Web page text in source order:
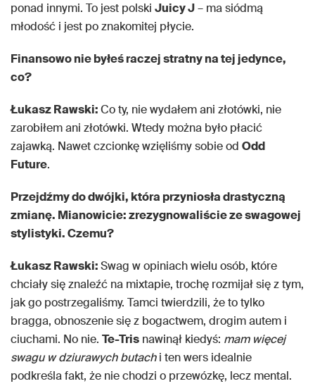
ponad innymi. To jest polski Juicy J– ma siódmą
młodość i jest po znakomitej płycie.
Finansowo nie byłeś raczej stratny na tej jedynce,
co?
Łukasz Rawski:Co ty, nie wydałem ani złotówki, nie
zarobiłem ani złotówki. Wtedy można było płacić
zajawką. Nawet czcionkę wzięliśmy sobie od Odd
Future.
Przejdźmy do dwójki, która przyniosła drastyczną
zmianę. Mianowicie: zrezygnowaliście ze swagowej
stylistyki. Czemu?
Łukasz Rawski:Swag w opiniach wielu osób, które
chciały się znaleźć na mixtapie, trochę rozmijał się z tym,
jak go postrzegaliśmy. Tamci twierdzili, że to tylko
bragga, obnoszenie się z bogactwem, drogim autem i
ciuchami. No nie. Te-Tris nawinął kiedyś: mam więcej
swagu w dziurawych butachi ten wers idealnie
podkreśla fakt, że nie chodzi o przewózkę, lecz mental.